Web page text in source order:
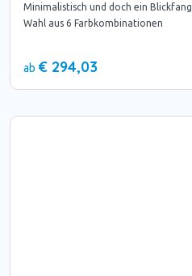
Minimalistisch und doch ein Blickfang
Wahl aus 6 Farbkombinationen
ab € 294,03